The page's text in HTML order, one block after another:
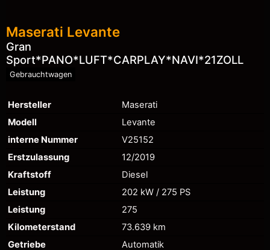
Maserati Levante
Gran
Sport*PANO*LUFT*CARPLAY*NAVI*21ZOLL
Gebrauchtwagen
Hersteller
Maserati
Modell
Levante
interne Nummer
V25152
Erstzulassung
12/2019
Kraftstoff
Diesel
Leistung
202 kW / 275 PS
Leistung
275
Kilometerstand
73.639 km
Getriebe
Automatik